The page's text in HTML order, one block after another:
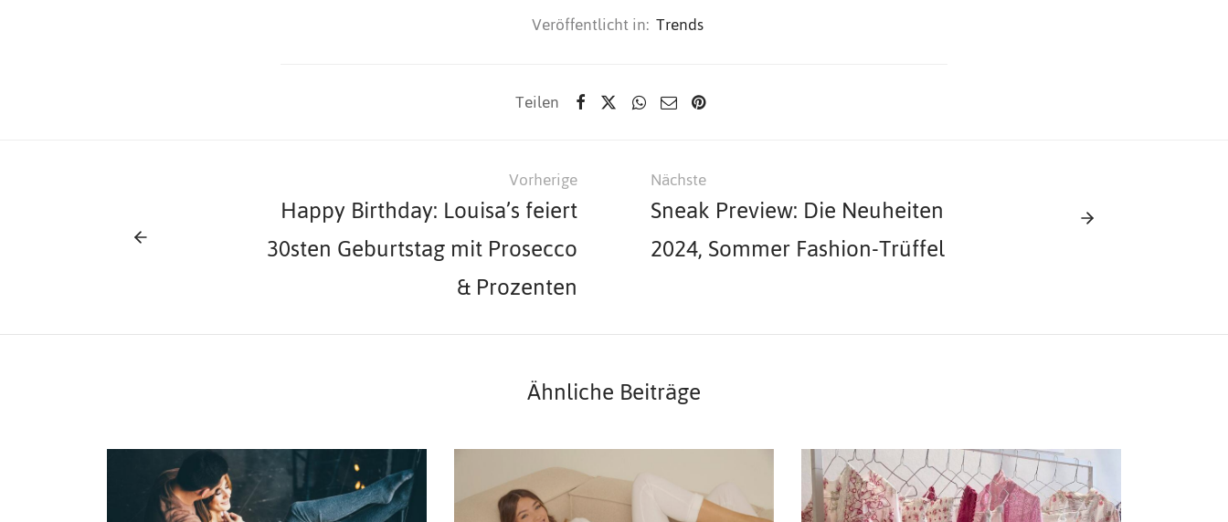
Veröffentlicht in: Trends
Teilen
Vorherige
Happy Birthday: Louisa’s feiert
30sten Geburtstag mit Prosecco
& Prozenten
Nächste
Sneak Preview: Die Neuheiten
2024, Sommer Fashion-Trüffel
Ähnliche Beiträge